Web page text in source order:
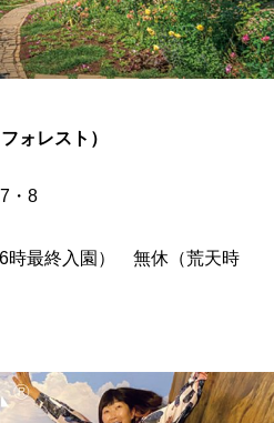
ォレスト）
・8
時最終入園） 無休（荒天時